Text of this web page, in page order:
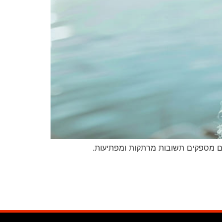
מספקים תשובות מרתקות ומפתיעות.